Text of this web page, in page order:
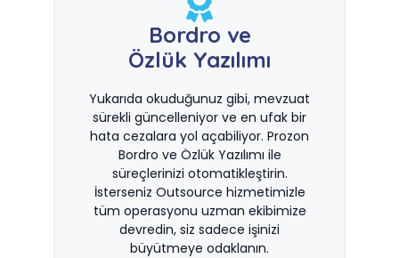
Bordro ve
Özlük Yazılımı
Yukarıda okuduğunuz gibi, mevzuat
sürekli güncelleniyor ve en ufak bir
hata cezalara yol açabiliyor. Prozon
Bordro ve Özlük Yazılımı ile
süreçlerinizi otomatikleştirin.
İsterseniz Outsource hizmetimizle
tüm operasyonu uzman ekibimize
devredin, siz sadece işinizi
büyütmeye odaklanın.